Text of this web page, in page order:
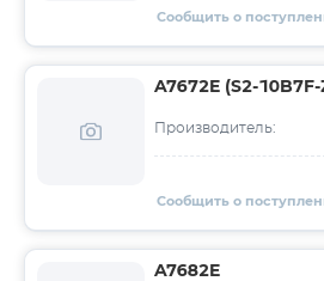
Сообщить о
A7672E (S2-10B7F-
Производитель:
Сообщить о
A7682E